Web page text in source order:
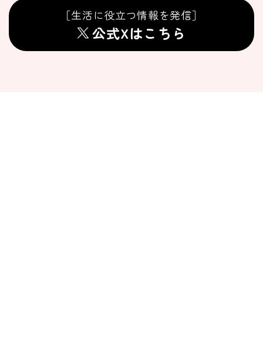
［生活に役立つ情報を発信］
公式Xはこちら